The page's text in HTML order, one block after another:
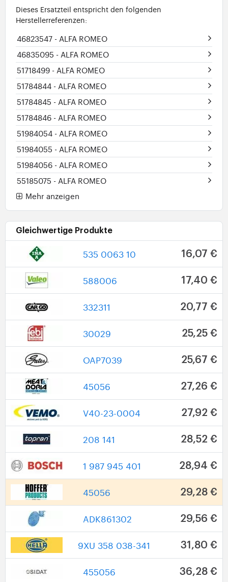
Dieses Ersatzteil entspricht den folgenden
Herstellerreferenzen:
46823547 - ALFA ROMEO
46835095 - ALFA ROMEO
51718499 - ALFA ROMEO
51784844 - ALFA ROMEO
51784845 - ALFA ROMEO
51784846 - ALFA ROMEO
51984054 - ALFA ROMEO
51984055 - ALFA ROMEO
51984056 - ALFA ROMEO
55185075 - ALFA ROMEO
Mehr anzeigen
Gleichwertige Produkte
535 0063 10 16,07 €
588006 17,40 €
332311 20,77 €
30029 25,25 €
OAP7039 25,67 €
45056 27,26 €
V40-23-0004 27,92 €
208 141 28,52 €
1 987 945 401 28,94 €
45056 29,28 €
ADK861302 29,56 €
9XU 358 038-341 31,80 €
455056 36,28 €